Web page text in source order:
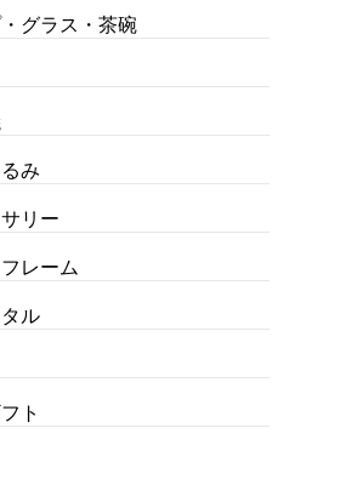
グラス・茶碗
み
リー
レーム
ル
ト